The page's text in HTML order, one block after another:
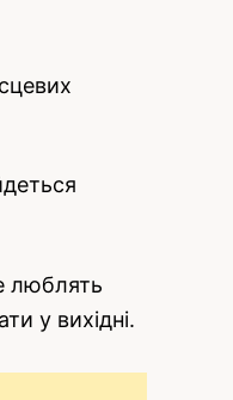
люблять
у вихідні.